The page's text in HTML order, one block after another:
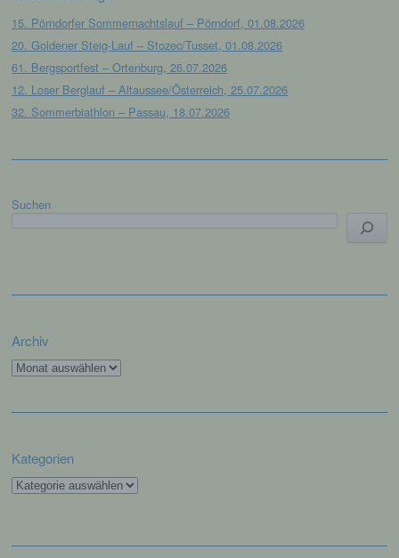
15. Pörndorfer Sommernachtslauf – Pörndorf, 01.08.2026
20. Goldener Steig-Lauf – Stozec/Tusset, 01.08.2026
61. Bergsportfest – Ortenburg, 26.07.2026
12. Loser Berglauf – Altaussee/Österreich, 25.07.2026
32. Sommerbiathlon – Passau, 18.07.2026
Suchen
Archiv
Archiv
Kategorien
Kategorien
Verantwortlichen
Verantwortlicher im Sinne der Datenschutz-
Grundverordnung, sonstiger in den Mitgliedstaaten
der Europäischen Union geltenden
Datenschutzgesetze und anderer Bestimmungen
mit datenschutzrechtlichem Charakter ist die:
Göttweiger Str. 45
E-Mail: info@lgpassau.de
Die Internetseiten verwenden teilweise so
eine Technologie, mit welcher ihr Browser Daten
auf Ihrem Computer oder mobilen Gerät
abspeichert. Cookies sind Textdateien, welche
LocalStorage und SessionStorage durch